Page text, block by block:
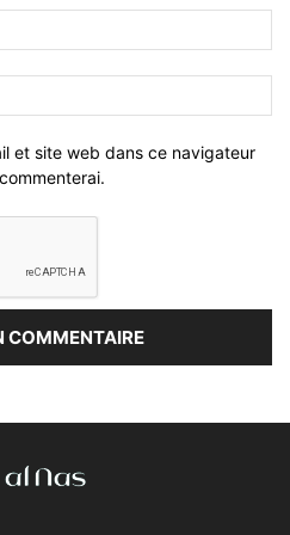
et site web dans ce navigateur